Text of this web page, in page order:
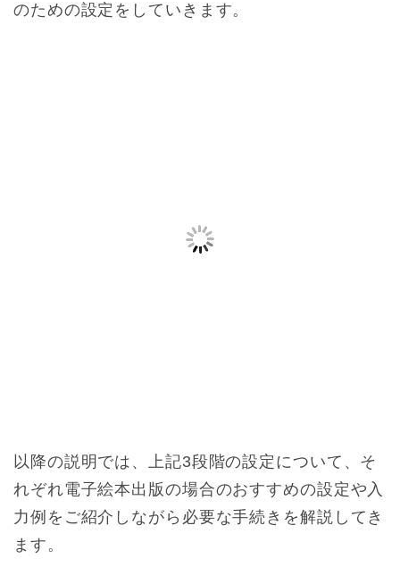
のための設定をしていきます。
以降の説明では、上記3段階の設定について、そ
れぞれ電子絵本出版の場合のおすすめの設定や入
力例をご紹介しながら必要な手続きを解説してき
ます。